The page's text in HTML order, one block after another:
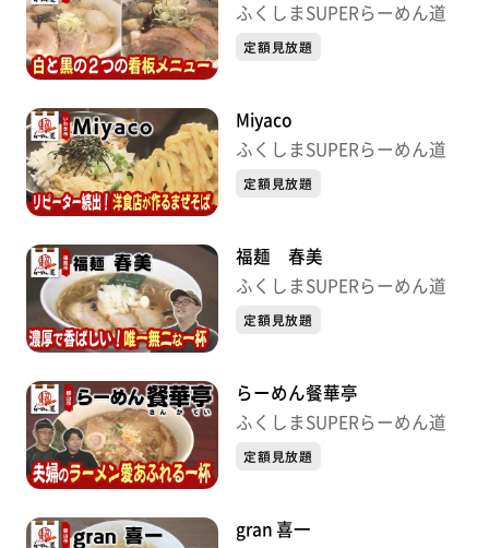
ふくしまSUPERらーめん道
定額見放題
Miyaco
ふくしまSUPERらーめん道
定額見放題
福麺 春美
ふくしまSUPERらーめん道
定額見放題
らーめん餐華亭
ふくしまSUPERらーめん道
定額見放題
gran 喜一